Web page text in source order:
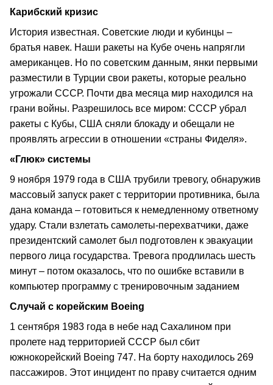
Карибский кризис
История известная. Советские люди и кубинцы –
братья навек. Наши ракеты на Кубе очень напрягли
американцев. Но по советским данным, янки первыми
разместили в Турции свои ракеты, которые реально
угрожали СССР. Почти два месяца мир находился на
грани войны. Разрешилось все миром: СССР убрал
ракеты с Кубы, США сняли блокаду и обещали не
проявлять агрессии в отношении «страны Фиделя».
«Глюк» системы
9 ноября 1979 года в США трубили тревогу, обнаружив
массовый запуск ракет с территории противника, была
дана команда – готовиться к немедленному ответному
удару. Стали взлетать самолеты‑перехватчики, даже
президентский самолет был подготовлен к эвакуации
первого лица государства. Тревога продлилась шесть
минут – потом оказалось, что по ошибке вставили в
компьютер программу с тренировочным заданием
Случай с корейским Boeing
1 сентября 1983 года в небе над Сахалином при
пролете над территорией СССР был сбит
южнокорейский Boeing 747. На борту находилось 269
пассажиров. Этот инцидент по праву считается одним